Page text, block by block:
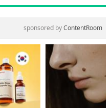
sponsored byContentRoom